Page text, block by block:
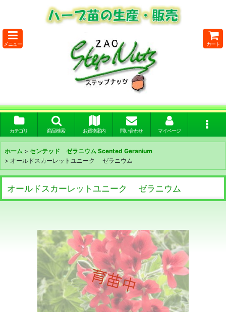
メニュー カート
カテゴリ 商品検索 お買物案内 問い合わせ マイページ
ホーム > センテッド ゼラニウム Scented Geranium
> オールドスカーレットユニーク ゼラニウム
オールドスカーレットユニーク ゼラニウム